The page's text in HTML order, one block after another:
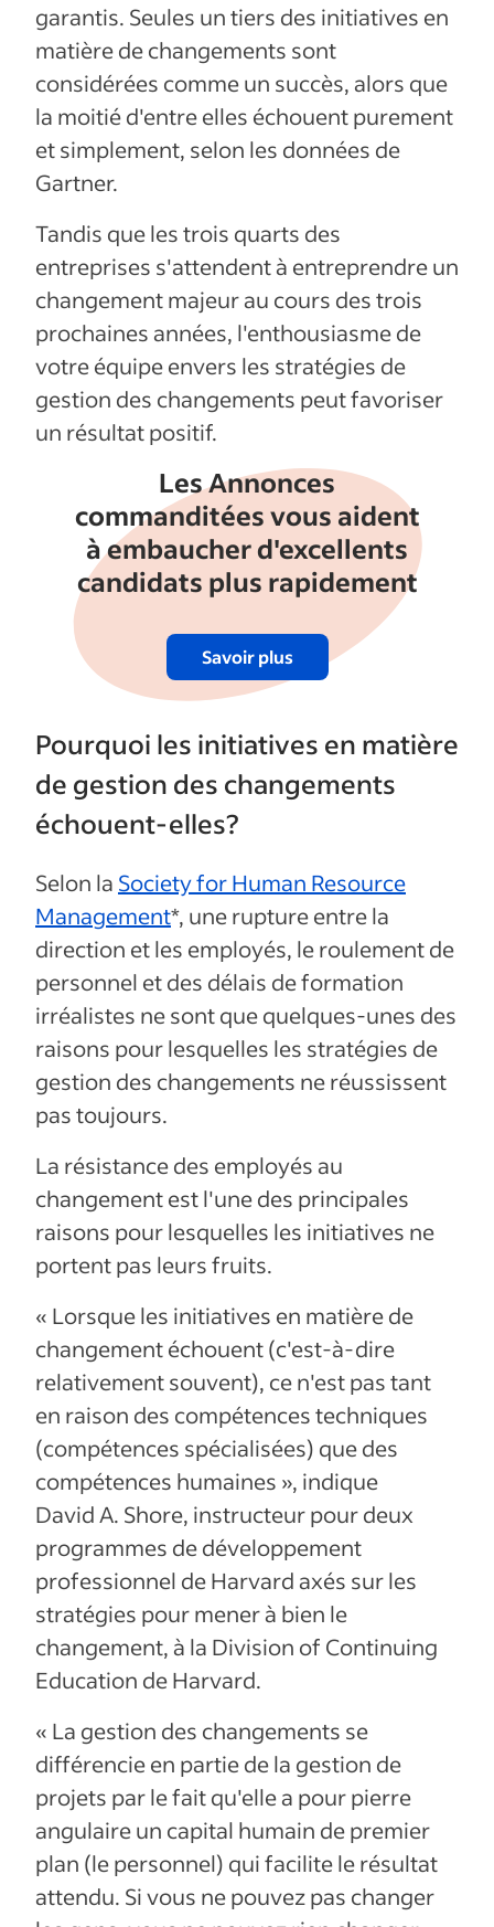
garantis. Seules un tiers des initiatives en
matière de changements sont
considérées comme un succès, alors que
la moitié d'entre elles échouent purement
et simplement, selon les données de
Gartner.
Tandis que les trois quarts des
entreprises s'attendent à entreprendre un
changement majeur au cours des trois
prochaines années, l'enthousiasme de
votre équipe envers les stratégies de
gestion des changements peut favoriser
un résultat positif.
Les Annonces
commanditées vous aident
à embaucher d'excellents
candidats plus rapidement
Savoir plus
Pourquoi les initiatives en matière
de gestion des changements
échouent-elles?
Selon la Society for Human Resource
Management*, une rupture entre la
direction et les employés, le roulement de
personnel et des délais de formation
irréalistes ne sont que quelques-unes des
raisons pour lesquelles les stratégies de
gestion des changements ne réussissent
pas toujours.
La résistance des employés au
changement est l'une des principales
raisons pour lesquelles les initiatives ne
portent pas leurs fruits.
« Lorsque les initiatives en matière de
changement échouent (c'est-à-dire
relativement souvent), ce n'est pas tant
en raison des compétences techniques
(compétences spécialisées) que des
compétences humaines », indique
David A. Shore, instructeur pour deux
programmes de développement
professionnel de Harvard axés sur les
stratégies pour mener à bien le
changement, à la Division of Continuing
Education de Harvard.
« La gestion des changements se
différencie en partie de la gestion de
projets par le fait qu'elle a pour pierre
angulaire un capital humain de premier
plan (le personnel) qui facilite le résultat
attendu. Si vous ne pouvez pas changer